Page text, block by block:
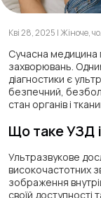
Кві 28, 2025 | Жіноче,
Сучасна медицина
захворювань.
діагностики є
безпечний,
стан органів і
Що таке УЗД
Ультразвукове
високочастотних
зображення
своїй